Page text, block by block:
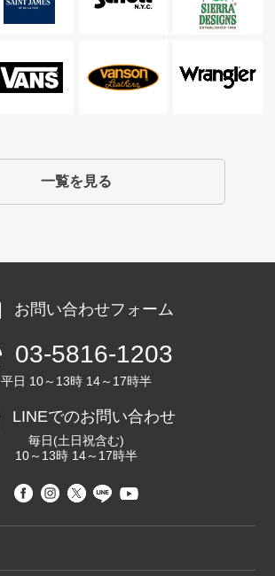
一覧を見る
お問い合わせフォーム
03-5816-1203
平日 10～13時 14～17時半
LINEでのお問い合わせ
毎日(土日祝含む)
10～13時 14～17時半